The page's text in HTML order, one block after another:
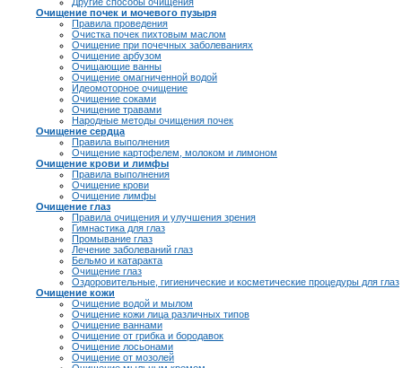
Очищение почек и мочевого пузыря
Правила проведения
Очистка почек пихтовым маслом
Очищение при почечных заболеваниях
Очищение арбузом
Очищающие ванны
Очищение омагниченной водой
Идеомоторное очищение
Очищение соками
Очищение травами
Народные методы очищения почек
Очищение сердца
Правила выполнения
Очищение картофелем, молоком и лимоном
Очищение крови и лимфы
Правила выполнения
Очищение крови
Очищение лимфы
Очищение глаз
Правила очищения и улучшения зрения
Гимнастика для глаз
Промывание глаз
Лечение заболеваний глаз
Бельмо и катаракта
Очищение глаз
Оздоровительные, гигиенические и косметические процедуры для глаз
Очищение кожи
Очищение водой и мылом
Очищение кожи лица различных типов
Очищение ваннами
Очищение от грибка и бородавок
Очищение лосьонами
Очищение от мозолей